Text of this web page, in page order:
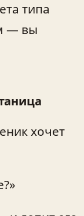
типа
— вы
хочет